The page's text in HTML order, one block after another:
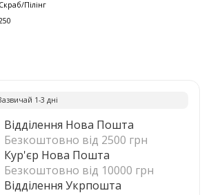
Скраб/Пілінг
1-3 днi
Відділення Нова Пошта
Безкоштовно від 2500 грн
Кур'єр Нова Пошта
Безкоштовно від 10000 грн
Відділення Укрпошта